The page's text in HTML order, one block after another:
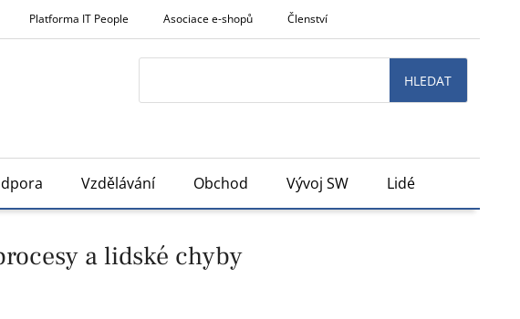
Platforma IT People Asociace e-shopů Členství
HLEDAT
Vzdělávání Obchod Vývoj SW Lidé
a lidské chyby